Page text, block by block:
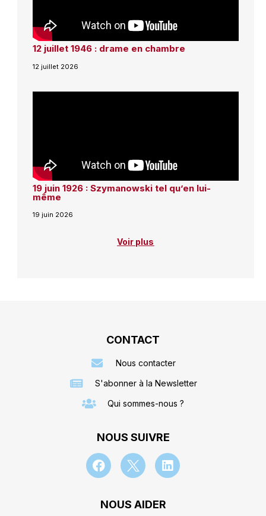
12 juillet 1946 : drame en chambre
12 juillet 2026
19 juin 1926 : Szymanowski tel qu’en lui-
même
19 juin 2026
Voir plus
CONTACT
Nous contacter
S'abonner à la Newsletter
Qui sommes-nous ?
NOUS SUIVRE
NOUS AIDER